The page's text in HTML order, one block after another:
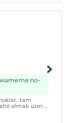
частен
и
по-
tam
olmak üzere,